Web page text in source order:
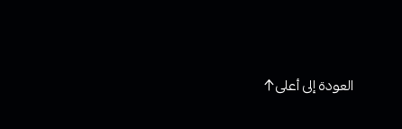
العودة إلى أعلى